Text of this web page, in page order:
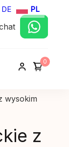
DE PL
0
wysokim
z